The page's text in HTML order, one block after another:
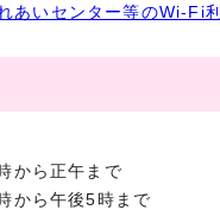
あいセンター等のWi-Fi
から正午まで
から午後5時まで